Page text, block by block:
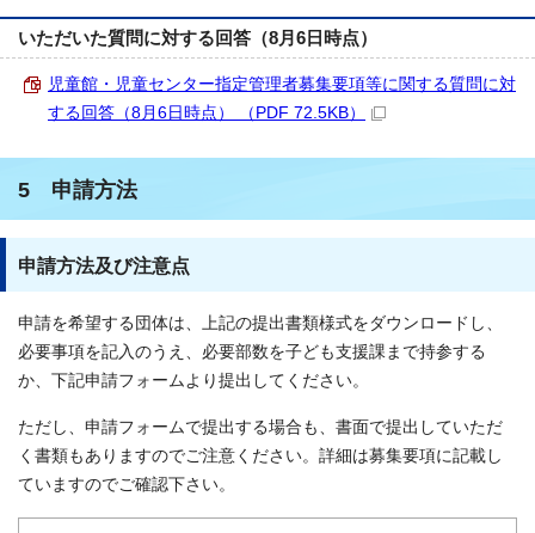
いただいた質問に対する回答（8月6日時点）
児童館・児童センター指定管理者募集要項等に関する質問に対
する回答（8月6日時点） （PDF 72.5KB）
5 申請方法
申請方法及び注意点
申請を希望する団体は、上記の提出書類様式をダウンロードし、
必要事項を記入のうえ、必要部数を子ども支援課まで持参する
か、下記申請フォームより提出してください。
ただし、申請フォームで提出する場合も、書面で提出していただ
く書類もありますのでご注意ください。詳細は募集要項に記載し
ていますのでご確認下さい。